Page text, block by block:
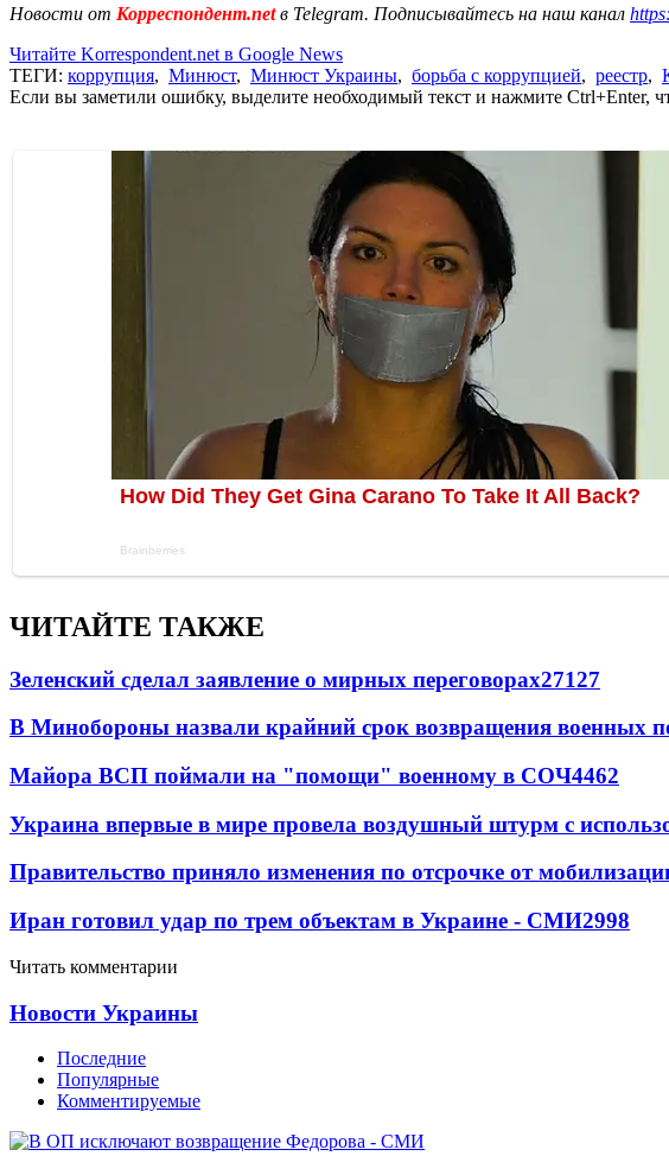
Новости от Корреспондент.netв Telegram. Подписывайтесь на наш канал
Читайте Korrespondent.net в Google News
ТЕГИ: коррупция, Минюст, Минюст Украины, борьба с коррупцией, реестр,
Если вы заметили ошибку, выделите необходимый текст и нажмите Ctrl+Enter,
ЧИТАЙТЕ ТАКЖЕ
Зеленский сделал заявление о мирных переговорах27127
В Минобороны назвали крайний срок возвращения военных
Майора ВСП поймали на "помощи" военному в СОЧ4462
Украина впервые в мире провела воздушный штурм с
Правительство приняло изменения по отсрочке от
Иран готовил удар по трем объектам в Украине - СМИ2998
Читать комментарии
Новости Украины
Последние
Популярные
Комментируемые